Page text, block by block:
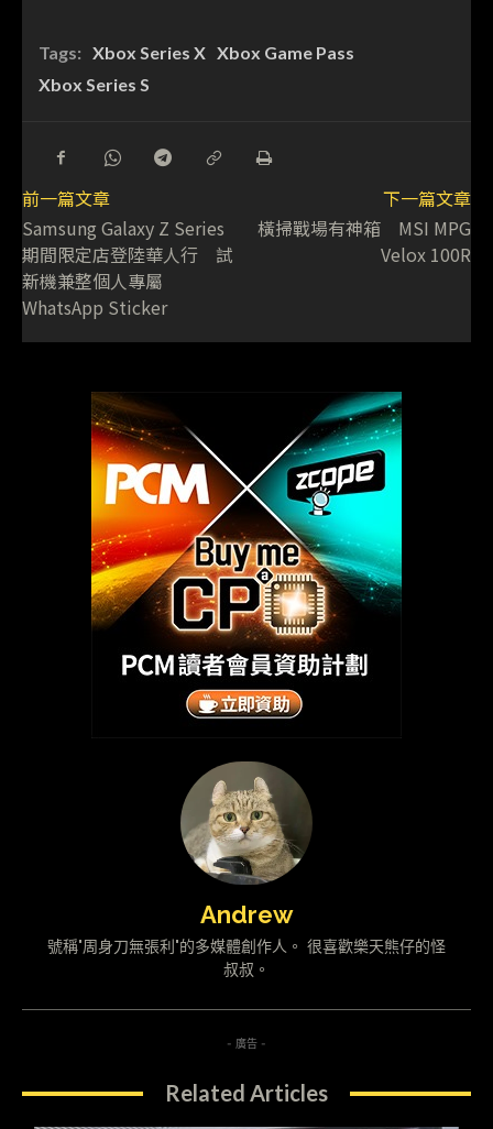
Tags: Xbox Series X Xbox Game Pass
Xbox Series S
前一篇文章
Samsung Galaxy Z Series
期間限定店登陸華人行 試
新機兼整個人專屬
WhatsApp Sticker
下一篇文章
橫掃戰場有神箱 MSI MPG
Velox 100R
Andrew
號稱"周身刀無張利"的多媒體創作人。 很喜歡樂天熊仔的怪
叔叔。
- 廣告 -
Related Articles